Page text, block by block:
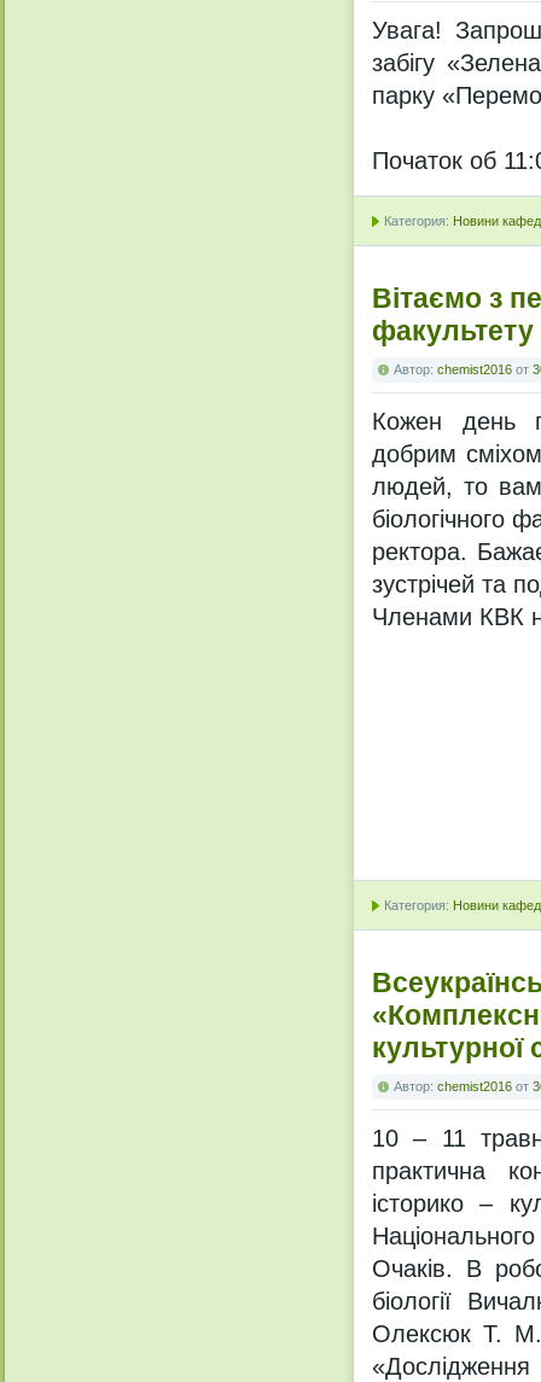
Увага!
забігу
парку
Початок об
Категория: Новини
Вітаємо з
факультету
Автор: chemist2016 от
Кожен день
добрим
людей, то
біологічного
ректора.
зустрічей та
Членами КВК
Категория: Новини
культурної
Автор: chemist2016 от
10 – 11
практична
історико –
Очаків. В
біології
Олексюк Т.